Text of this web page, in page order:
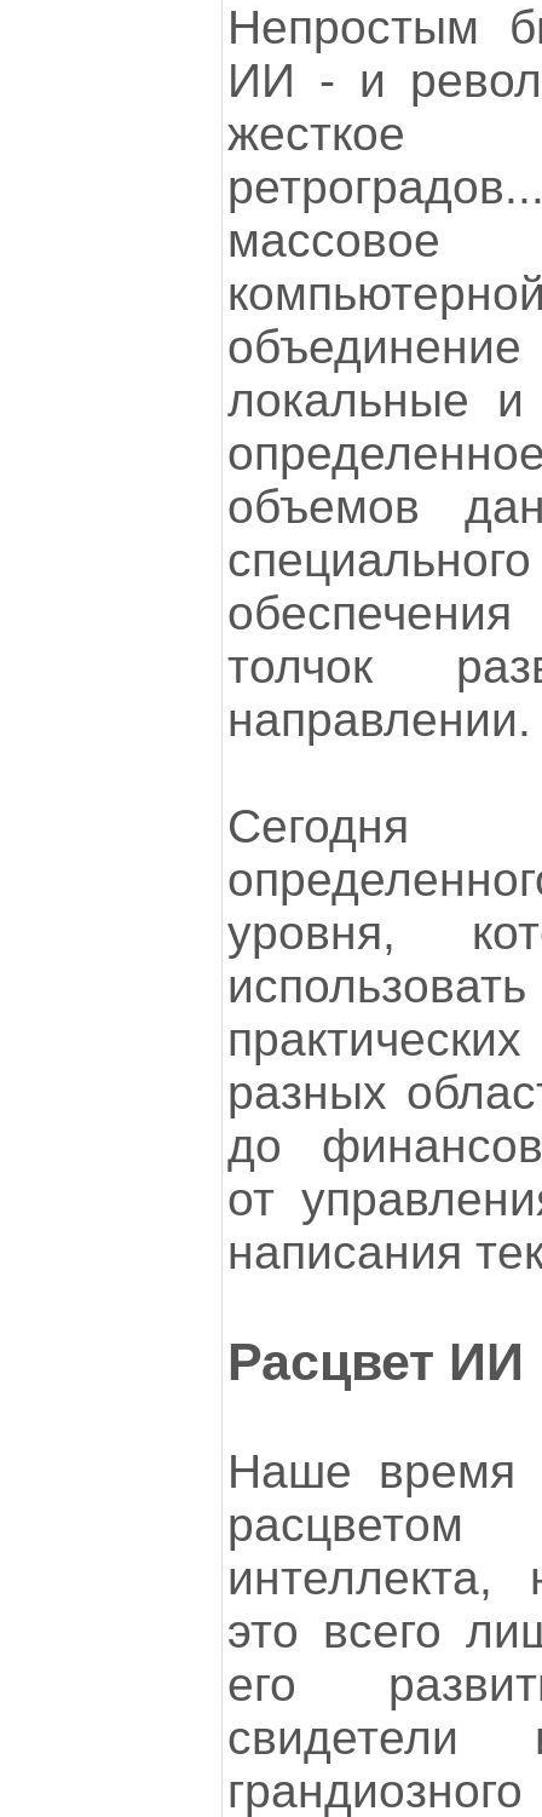
Непростым
ИИ - и
жесткое
массовое
локальные и
объемов
толчок
направлении.
уровня,
разных
до
от
написания
Расцвет ИИ
Наше время
расцветом
это всего
его
свидетели